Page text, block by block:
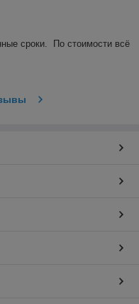
сроки.  По стоимости всё